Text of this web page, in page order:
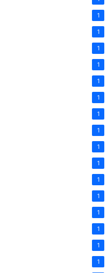
1
1
1
1
1
1
1
1
1
1
1
1
1
1
1
1